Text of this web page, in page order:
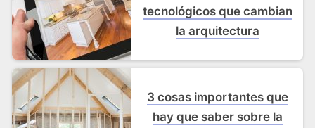
tecnológicos que cambian
la arquitectura
3 cosas importantes que
hay que saber sobre la